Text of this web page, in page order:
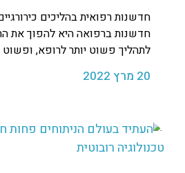
חדשנות רפואית בהליכים
חדשנות ברפואה היא להפוך את
לתהליך פשוט יותר לרופא,
20 מרץ 2022